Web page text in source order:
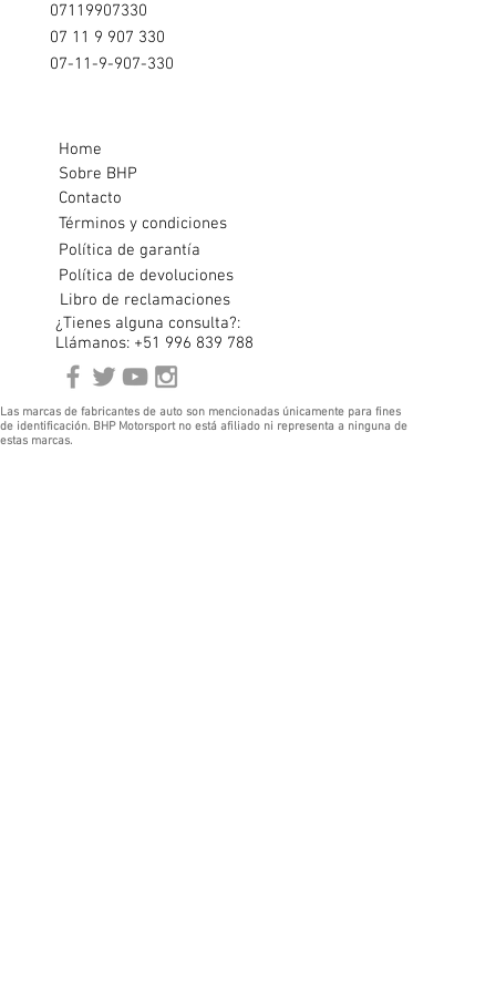
07119907330
07 11 9 907 330
07-11-9-907-330
Home
Sobre BHP
Contacto
Términos y condiciones
Política de garantía
Política de devoluciones
Libro de reclamaciones
¿Tienes alguna consulta?:
Llámanos: +51 996 839 788
Las marcas de fabricantes de auto son mencionadas únicamente para fines
de identificación. BHP Motorsport no está afiliado ni representa a ninguna de
estas marcas.